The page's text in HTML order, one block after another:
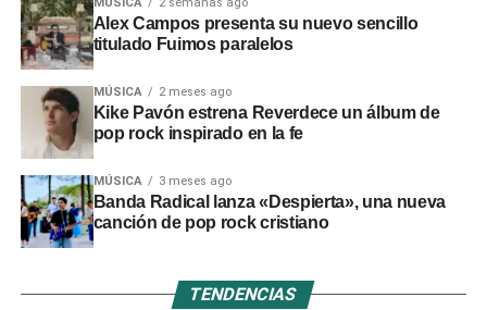
Alex Campos presenta su nuevo sencillo
titulado Fuimos paralelos
MÚSICA 2 meses ago
Kike Pavón estrena Reverdece un álbum de
pop rock inspirado en la fe
MÚSICA 3 meses ago
Banda Radical lanza «Despierta», una nueva
canción de pop rock cristiano
TENDENCIAS